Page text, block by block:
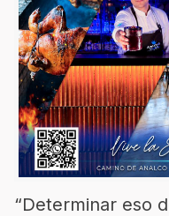
“Determinar eso